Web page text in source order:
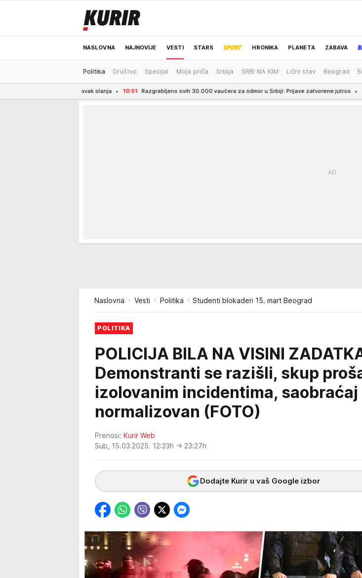
NASLOVNA NAJNOVIJE VESTI STARS HRONIKA PLANETA ZABAVA
ODRŽIVA BUDUĆNOST REGION NEWS IZBOR UREDNIKA
Politika Društvo Specijal Moja priča Srbija SRBI NA KIM Lični stav Beograd
10:51 Razgrabljeno svih 30.000 vaučera za odmor u Srbiji: Prijave zatvorene jutros 10:49 Dunav se
Naslovna Vesti Politika Studenti blokaderi 15. mart Beograd
POLITIKA
POLICIJA BILA NA VISINI
Demonstranti se razišli, skup
izolovanim incidentima, saobraćaj
normalizovan (FOTO)
Prenosi: Kurir Web
Sub, 15.03.2025. 12:23h → 23:27h
Dodajte Kurir u vaš Google izbor